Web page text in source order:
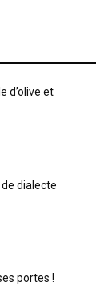
d’olive et
dialecte
portes !